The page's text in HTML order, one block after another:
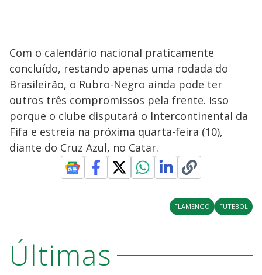
Com o calendário nacional praticamente
concluído, restando apenas uma rodada do
Brasileirão, o Rubro-Negro ainda pode ter
outros três compromissos pela frente. Isso
porque o clube disputará o Intercontinental da
Fifa e estreia na próxima quarta-feira (10),
diante do Cruz Azul, no Catar.
FLAMENGO FUTEBOL
Últimas